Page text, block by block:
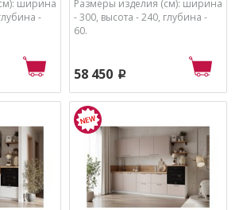
ширина
-
Размеры изделия (см): ширина
- 300, высота - 240, глубина -
60.
58 450 p